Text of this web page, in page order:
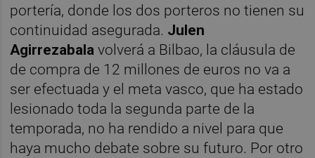
portería, donde los dos porteros no tienen su
continuidad asegurada. Julen
Agirrezabala volverá a Bilbao, la cláusula de
de compra de 12 millones de euros no va a
ser efectuada y el meta vasco, que ha estado
lesionado toda la segunda parte de la
temporada, no ha rendido a nivel para que
haya mucho debate sobre su futuro. Por otro